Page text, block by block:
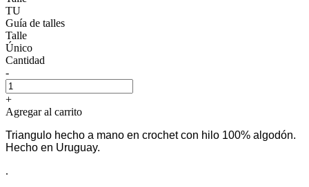
TU
Guía de talles
Talle
Único
Cantidad
-
+
Agregar al carrito
Triangulo hecho a mano en crochet con hilo 100% algodón.
Hecho en Uruguay.
.